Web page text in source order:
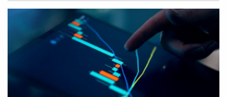
讓資產持續參與市場，也讓不少以退休規劃、教育基金或長
期財富累積為目標的投資人開始關注。市場觀察指出，今年
AI投資已逐漸從硬體建置延伸到更多應用領域，台灣供應鏈
仍扮演重要角色，雖然短線盤勢難免受到國際政經因素影響
而震盪，但不少法人仍認為，AI長期發展趨勢沒有改變。在
市場波動加劇下，投資人也開始重新思考投資方式。過去可
能著重挑選單一熱門個股，如今愈來愈多人選擇透過ETF參